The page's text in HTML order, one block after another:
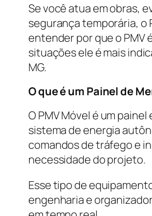
Se você atua em obras,
segurança temporária, o
entender por que o PMV
situações ele é mais
MG.
O que é um Painel de
O PMV Móvel é um
sistema de energia
comandos de tráfego e
necessidade do projeto.
Esse tipo de
engenharia e